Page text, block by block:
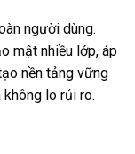
người dùng.
mật nhiều lớp, áp
nền tảng vững
lo rủi ro.